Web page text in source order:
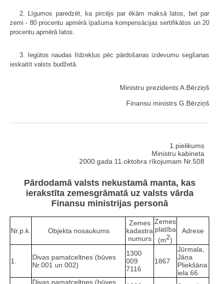
2. Līgumos paredzēt, ka pircējs par ēkām maksā latos, bet par
zemi - 80 procentu apmērā īpašuma kompensācijas sertifikātos un 20
procentu apmērā latos.
3. Iegūtos naudas līdzekļus pēc pārdošanas izdevumu segšanas
ieskaitīt valsts budžetā.
Ministru prezidents A.Bērziņš
Finansu ministrs G.Bērziņš
1.pielikums
Ministru kabineta
2000.gada 11.oktobra rīkojumam Nr.508
Pārdodamā valsts nekustamā manta, kas
ierakstīta zemesgrāmatā uz valsts vārda
Finansu ministrijas personā
Nr.p.k. Objekta nosaukums
Zemes
kadastra
numurs
Zemes
platība
(m2)
Adrese
1.
Divas pamatceltnes (būves
Nr.001 un 002)
1300
009
7116
1867
Jūrmala,
Jāņa
Pliekšāna
iela 66
Divas pamatceltnes (būves